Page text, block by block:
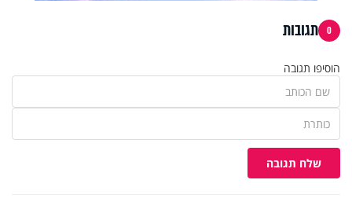
0 תגובות
הוסיפו תגובה
שלח תגובה